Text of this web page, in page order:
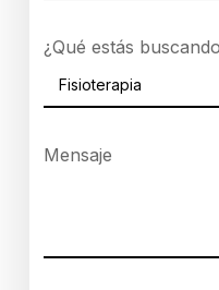
¿Qué estás
Mensaje